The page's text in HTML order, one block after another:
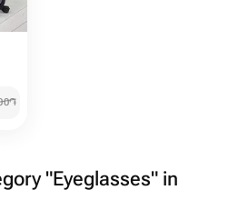
֏
"Eyeglasses" in